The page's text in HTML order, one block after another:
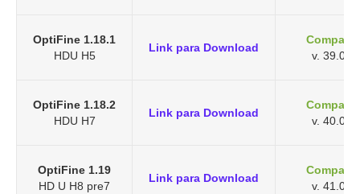
OptiFine 1.18.1
HDU H5
Link para Download
v.
OptiFine 1.18.2
HDU H7
Link para Download
v.
OptiFine 1.19
HD U H8 pre7
Link para Download
v.